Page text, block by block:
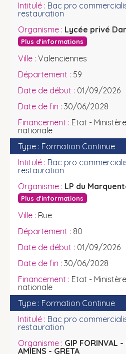
Bac pro
restauration
Lycée privé
Plus d'informations
Valenciennes
59
01/09/2026
30/06/2028
Etat -
nationale
Formation Continue
Bac pro
restauration
LP du
Plus d'informations
Rue
80
01/09/2026
30/06/2028
Etat -
nationale
Formation Continue
Bac pro
restauration
GIP FORINVAL -
AMIENS - GRETA